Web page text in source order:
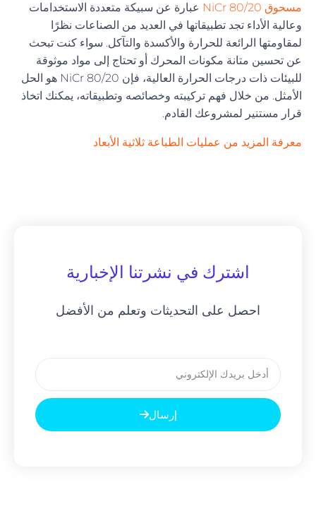
مسحوق NiCr 80/20
عبارة عن سبيكة متعددة الاستخدامات
وعالية الأداء تجد تطبيقاتها في العديد من الصناعات نظرًا
لمقاومتها الرائعة للحرارة والأكسدة والتآكل. سواء كنت تبحث
عن تحسين متانة مكونات المحرك أو تحتاج إلى مواد موثوقة
للبيئات ذات درجات الحرارة العالية، فإن NiCr 80/20 هو الحل
الأمثل. من خلال فهم تركيبته وخصائصه وتطبيقاته، يمكنك اتخاذ
قرار مستنير لمشروعك القادم.
معرفة المزيد من عمليات الطباعة ثلاثية الأبعاد
اشترك في نشرتنا الإخبارية
احصل على التحديثات وتعلم من الأفضل
بريد
إرسال